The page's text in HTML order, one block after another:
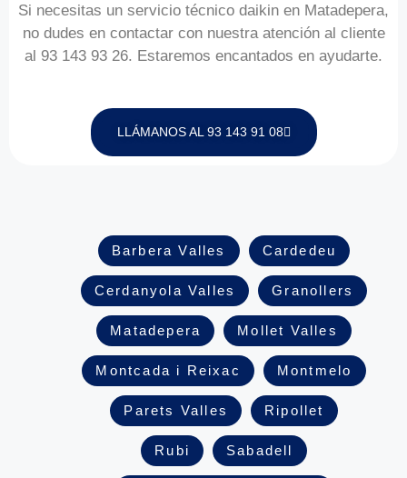
Si necesitas un servicio técnico daikin en Matadepera,
no dudes en contactar con nuestra atención al cliente
al 93 143 93 26. Estaremos encantados en ayudarte.
LLÁMANOS AL 93 143 91 08
Barbera Valles Cardedeu
Cerdanyola Valles Granollers
Matadepera Mollet Valles
Montcada i Reixac Montmelo
Parets Valles Ripollet
Rubi Sabadell